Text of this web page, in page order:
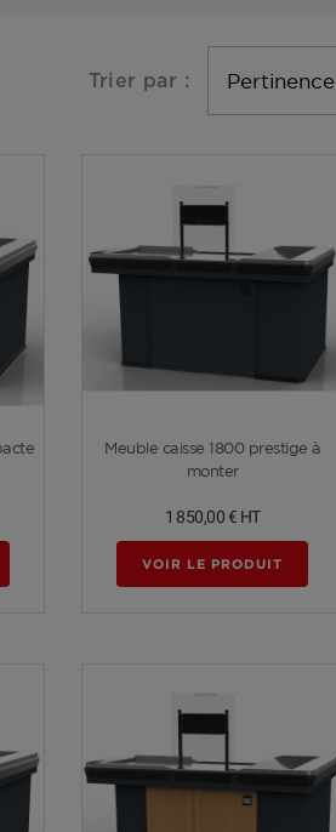
Trier par : Pertinence
Voir plus
Meuble caisse 1800 prestige à
monter
1 850,00 € HT
VOIR LE PRODUIT